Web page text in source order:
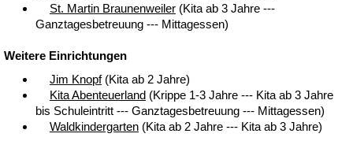
St. Martin Braunenweiler (Kita ab 3 Jahre ---
Ganztagesbetreuung --- Mittagessen)
Weitere Einrichtungen
Jim Knopf(Kita ab 2 Jahre)
Kita Abenteuerland (Krippe 1-3 Jahre --- Kita ab 3 Jahre
bis Schuleintritt --- Ganztagesbetreuung --- Mittagessen)
Waldkindergarten (Kita ab 2 Jahre --- Kita ab 3 Jahre)